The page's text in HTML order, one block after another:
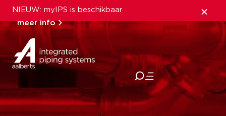
NIEUW: myIPS is beschikbaar
meer info
sluiten